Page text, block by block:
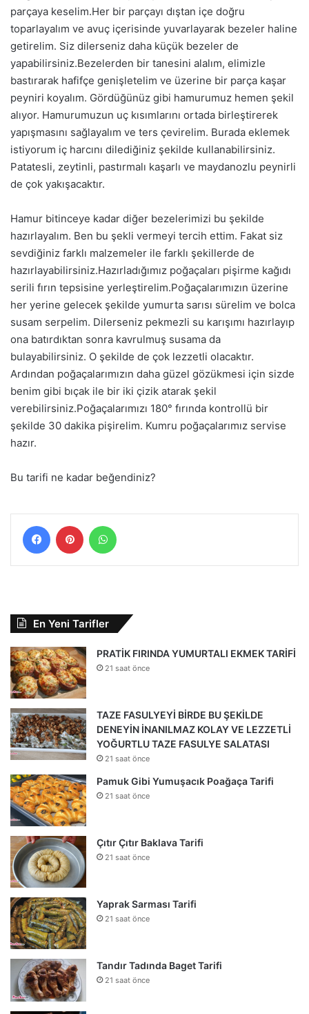
parçaya keselim.Her bir parçayı dıştan içe doğru
toparlayalım ve avuç içerisinde yuvarlayarak bezeler haline
getirelim. Siz dilerseniz daha küçük bezeler de
yapabilirsiniz.Bezelerden bir tanesini alalım, elimizle
bastırarak hafifçe genişletelim ve üzerine bir parça kaşar
peyniri koyalım. Gördüğünüz gibi hamurumuz hemen şekil
alıyor. Hamurumuzun uç kısımlarını ortada birleştirerek
yapışmasını sağlayalım ve ters çevirelim. Burada eklemek
istiyorum iç harcını dilediğiniz şekilde kullanabilirsiniz.
Patatesli, zeytinli, pastırmalı kaşarlı ve maydanozlu peynirli
de çok yakışacaktır.
Hamur bitinceye kadar diğer bezelerimizi bu şekilde
hazırlayalım. Ben bu şekli vermeyi tercih ettim. Fakat siz
sevdiğiniz farklı malzemeler ile farklı şekillerde de
hazırlayabilirsiniz.Hazırladığımız poğaçaları pişirme kağıdı
serili fırın tepsisine yerleştirelim.Poğaçalarımızın üzerine
her yerine gelecek şekilde yumurta sarısı sürelim ve bolca
susam serpelim. Dilerseniz pekmezli su karışımı hazırlayıp
ona batırdıktan sonra kavrulmuş susama da
bulayabilirsiniz. O şekilde de çok lezzetli olacaktır.
Ardından poğaçalarımızın daha güzel gözükmesi için sizde
benim gibi bıçak ile bir iki çizik atarak şekil
verebilirsiniz.Poğaçalarımızı 180° fırında kontrollü bir
şekilde 30 dakika pişirelim. Kumru poğaçalarımız servise
hazır.
Bu tarifi ne kadar beğendiniz?
FacebookPinterest
En Yeni Tarifler
PRATİK FIRINDA YUMURTALI EKMEK TARİFİ
21 saat önce
TAZE FASULYEYİ BİRDE BU ŞEKİLDE
DENEYİN İNANILMAZ KOLAY VE LEZZETLİ
YOĞURTLU TAZE FASULYE SALATASI
21 saat önce
Pamuk Gibi Yumuşacık Poağaça Tarifi
21 saat önce
Çıtır Çıtır Baklava Tarifi
21 saat önce
Yaprak Sarması Tarifi
21 saat önce
Tandır Tadında Baget Tarifi
21 saat önce